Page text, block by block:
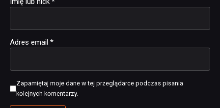
Adres email *
Zapamiętaj moje dane w tej przeglądarce podczas pisania
kolejnych komentarzy.